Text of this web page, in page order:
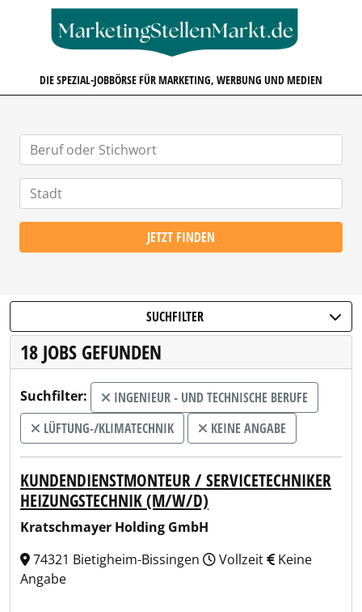
DIE SPEZIAL-JOBBÖRSE FÜR MARKETING, WERBUNG UND MEDIEN
JETZT FINDEN
SUCHFILTER
18 JOBS GEFUNDEN
Suchfilter:
INGENIEUR - UND TECHNISCHE BERUFE
LÜFTUNG-/KLIMATECHNIK
KEINE ANGABE
KUNDENDIENSTMONTEUR / SERVICETECHNIKER
HEIZUNGSTECHNIK (M/W/D)
Kratschmayer Holding GmbH
74321 Bietigheim-Bissingen
Vollzeit
Keine
Angabe